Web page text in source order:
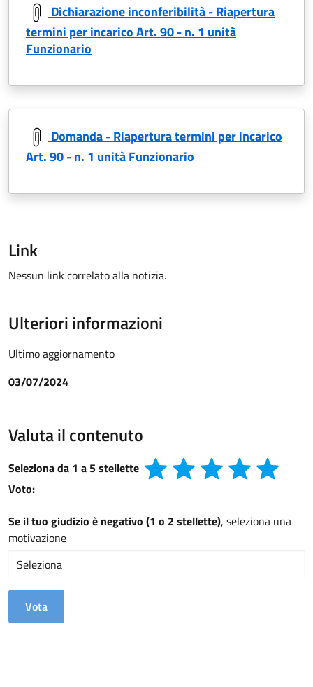
Dichiarazione inconferibilità - Riapertura
termini per incarico Art. 90 - n. 1 unità
Funzionario
Domanda - Riapertura termini per incarico
Art. 90 - n. 1 unità Funzionario
Link
Nessun link correlato alla notizia.
Ulteriori informazioni
Ultimo aggiornamento
03/07/2024
Valuta il contenuto
Seleziona da 1 a 5 stellette
Voto:
Se il tuo giudizio è negativo (1 o 2 stellette), seleziona una
motivazione